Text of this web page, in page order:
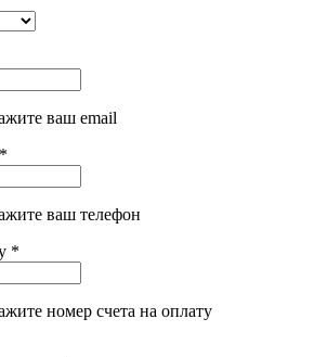
ваш email
ваш телефон
*
номер счета на оплату